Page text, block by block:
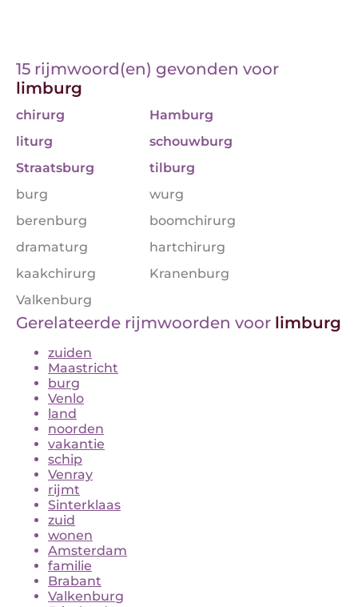
15 rijmwoord(en) gevonden voor
limburg
chirurg
Hamburg
liturg
schouwburg
Straatsburg
tilburg
burg
wurg
berenburg
boomchirurg
dramaturg
hartchirurg
kaakchirurg
Kranenburg
Valkenburg
Gerelateerde rijmwoorden voor limburg
zuiden
Maastricht
burg
Venlo
land
noorden
vakantie
schip
Venray
rijmt
Sinterklaas
zuid
wonen
Amsterdam
familie
Brabant
Valkenburg